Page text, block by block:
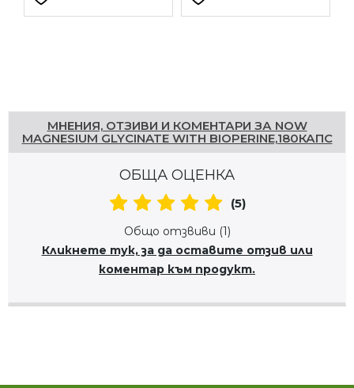
МНЕНИЯ, ОТЗИВИ И КОМЕНТАРИ ЗА NOW
MAGNESIUM GLYCINATE WITH BIOPERINE,180КАПС
ОБЩА ОЦЕНКА
(5)
Общо отзвиви (1)
Кликнете тук, за да оставите отзив или
коментар към продукт.